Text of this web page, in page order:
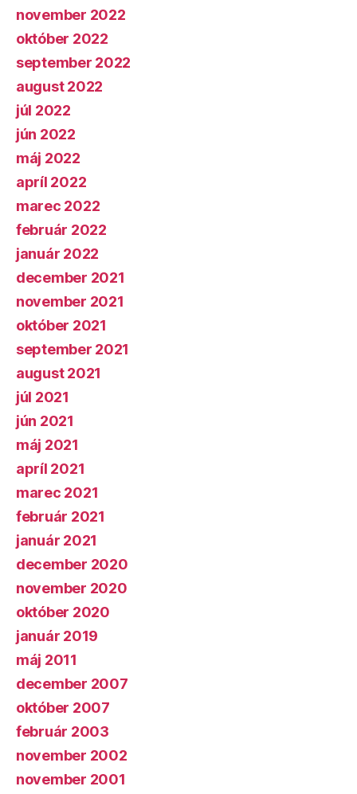
november 2022
október 2022
september 2022
august 2022
júl 2022
jún 2022
máj 2022
apríl 2022
marec 2022
február 2022
január 2022
december 2021
november 2021
október 2021
september 2021
august 2021
júl 2021
jún 2021
máj 2021
apríl 2021
marec 2021
február 2021
január 2021
december 2020
november 2020
október 2020
január 2019
máj 2011
december 2007
október 2007
február 2003
november 2002
november 2001